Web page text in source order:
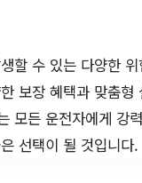
할 수 있는 다양한
보장 혜택과 맞춤
모든 운전자에게 강
선택이 될 것입니다.